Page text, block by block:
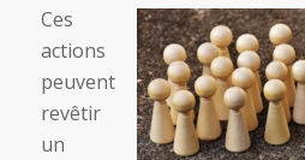
Ces
actions
peuvent
revêtir
un